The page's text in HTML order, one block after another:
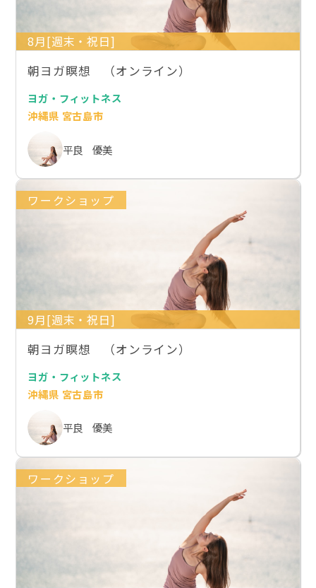
8月[週末・祝日]
朝ヨガ瞑想 （オンライン）
ヨガ・フィットネス
沖縄県 宮古島市
平良 優美
ワークショップ
9月[週末・祝日]
朝ヨガ瞑想 （オンライン）
ヨガ・フィットネス
沖縄県 宮古島市
平良 優美
ワークショップ